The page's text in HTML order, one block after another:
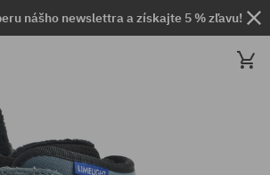
nášho newslettra a získajte 5 % zľavu!